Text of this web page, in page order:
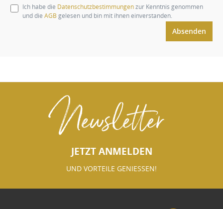
Ich habe die Datenschutzbestimmungenzur Kenntnis genommen
und die AGB gelesen und bin mit ihnen einverstanden.
Absenden
Newsletter
JETZT ANMELDEN
UND VORTEILE GENIESSEN!